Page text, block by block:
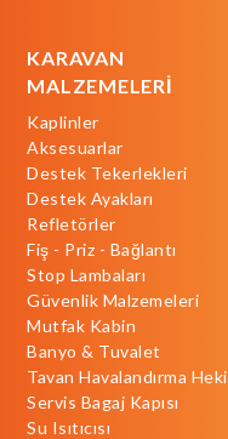
KARAVAN
MALZEMELERİ
Kaplinler
Aksesuarlar
Destek Tekerlekleri
Destek Ayakları
Refletörler
Fiş - Priz - Bağlantı
Stop Lambaları
Güvenlik Malzemeleri
Mutfak Kabin
Banyo & Tuvalet
Tavan Havalandırma Heki
Servis Bagaj Kapısı
Su Isıtıcısı